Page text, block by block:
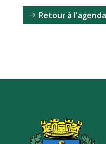
Retour à l'agenda